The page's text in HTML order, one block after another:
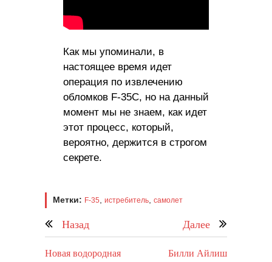
Как мы упоминали, в
настоящее время идет
операция по извлечению
обломков F-35C, но на данный
момент мы не знаем, как идет
этот процесс, который,
вероятно, держится в строгом
секрете.
Метки: F-35 истребитель самолет
Назад Далее
Новая водородная
Билли Айлиш